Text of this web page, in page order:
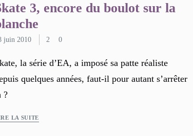
3, encore du boulot sur la
juin 2010 2 0
la série d’EA, a imposé sa patte réaliste
quelques années, faut-il pour autant s’arrêter
?
LA SUITE